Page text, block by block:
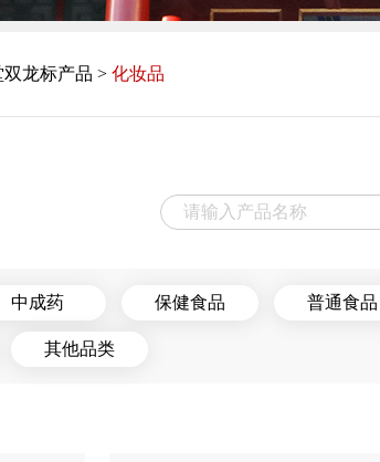
双龙标产品 > 化妆品
中成药 保健食品 普通食品
其他品类